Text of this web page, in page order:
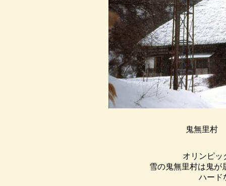
鬼無里
オリンピッ
雪の鬼無里村は鬼が
ハード